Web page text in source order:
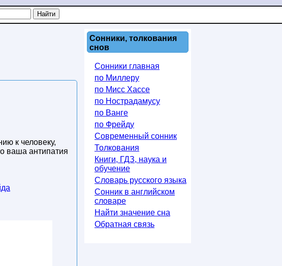
к человеку,
ваша антипатия
Сонники, толкования
снов
Сонники главная
по Миллеру
по Мисс Хассе
по Нострадамусу
по Ванге
по Фрейду
Современный сонник
Толкования
Книги, ГДЗ, наука и
обучение
Словарь русского языка
Сонник в английском
словаре
Найти значение сна
Обратная связь